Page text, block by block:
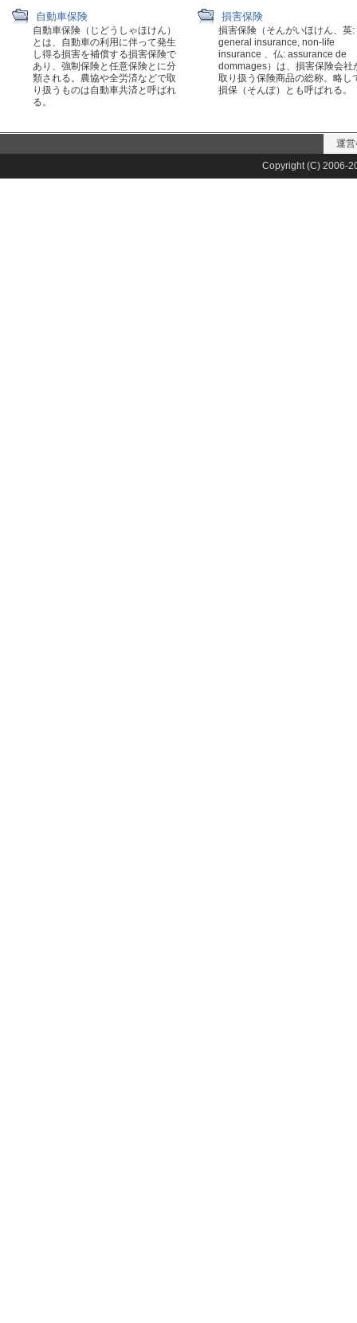
自動車保険
自動車保険（じどうしゃほけん）
とは、自動車の利用に伴って発生
し得る損害を補償する損害保険で
あり、強制保険と任意保険とに分
類される。農協や全労済などで取
り扱うものは自動車共済と呼ばれ
る。
損害保険
損害保険（そんがいほけん、英:
general insurance, non-life
insurance 、仏: assurance de
dommages）は、損害保険会社
取り扱う保険商品の総称。略し
損保（そんぽ）とも呼ばれる。
運
Copyright (C) 2006-